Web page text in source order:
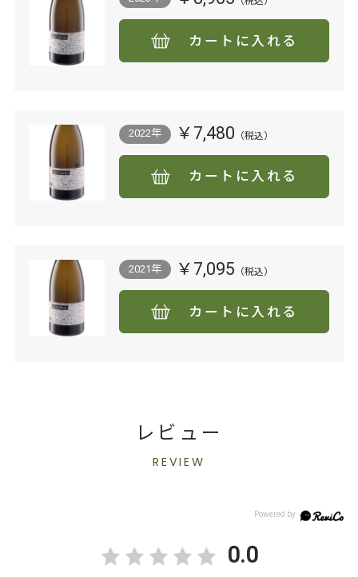
カートに入れる
2022年 ￥7,480
カートに入れる
2021年 ￥7,095
カートに入れる
レビュー
REVIEW
0.0